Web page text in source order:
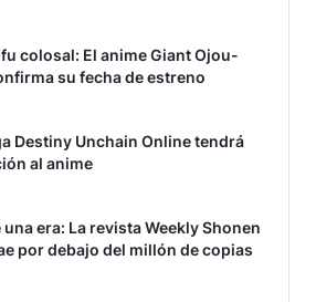
colosal: El anime Giant Ojou-
su fecha de estreno
Destiny Unchain Online tendrá
al anime
una era: La revista Weekly Shonen
por debajo del millón de copias